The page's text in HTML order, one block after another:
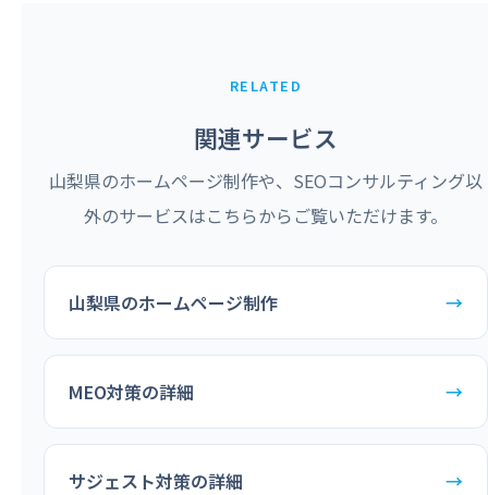
RELATED
関連サービス
山梨県のホームページ制作や、SEOコンサルティング以
外のサービスはこちらからご覧いただけます。
山梨県のホームページ制作 →
MEO対策の詳細 →
サジェスト対策の詳細 →